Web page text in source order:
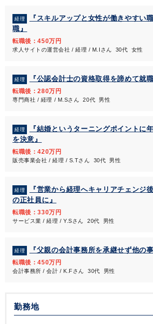
経理
『スキルアップと女性が働きやすい
職』
転職後：450万円
求人サイトの運営会社 / 経理 / M.Iさん 30代 女性
経理 『公認会計士の資格取得を諦めて就
転職後：280万円
専門商社 / 経理 / M.Sさん 20代 男性
経理
『結婚というターニングポイントに
を決意』
転職後：420万円
販売事業会社 / 経理 / S.Tさん 30代 男性
経理
『営業から経理へキャリアチェンジ
の正社員に』
転職後：330万円
サービス業 / 経理 / Y.Sさん 20代 男性
経理 『父親の会計事務所を承継せず他の
転職後：450万円
会計事務所 / 会計 / K.Fさん 30代 男性
勤務地